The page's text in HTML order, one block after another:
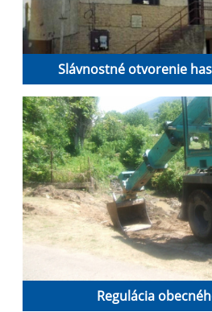
Slávnostné otvorenie
Regulácia